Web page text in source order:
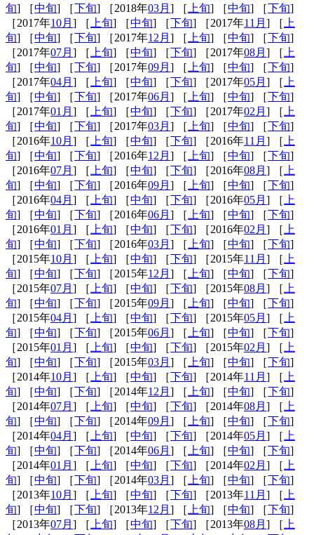
旬] ［中旬] ［下旬] ［2018年03月 ] ［ 上旬] ［中旬] ［下旬]
［2017年10月 ] ［ 上旬] ［中旬] ［下旬] ［2017年11月 ] ［ 上
旬] ［中旬] ［下旬] ［2017年12月 ] ［ 上旬] ［中旬] ［下旬]
［2017年07月 ] ［ 上旬] ［中旬] ［下旬] ［2017年08月 ] ［ 上
旬] ［中旬] ［下旬] ［2017年09月 ] ［ 上旬] ［中旬] ［下旬]
［2017年04月 ] ［ 上旬] ［中旬] ［下旬] ［2017年05月 ] ［ 上
旬] ［中旬] ［下旬] ［2017年06月 ] ［ 上旬] ［中旬] ［下旬]
［2017年01月 ] ［ 上旬] ［中旬] ［下旬] ［2017年02月 ] ［ 上
旬] ［中旬] ［下旬] ［2017年03月 ] ［ 上旬] ［中旬] ［下旬]
［2016年10月 ] ［ 上旬] ［中旬] ［下旬] ［2016年11月 ] ［ 上
旬] ［中旬] ［下旬] ［2016年12月 ] ［ 上旬] ［中旬] ［下旬]
［2016年07月 ] ［ 上旬] ［中旬] ［下旬] ［2016年08月 ] ［ 上
旬] ［中旬] ［下旬] ［2016年09月 ] ［ 上旬] ［中旬] ［下旬]
［2016年04月 ] ［ 上旬] ［中旬] ［下旬] ［2016年05月 ] ［ 上
旬] ［中旬] ［下旬] ［2016年06月 ] ［ 上旬] ［中旬] ［下旬]
［2016年01月 ] ［ 上旬] ［中旬] ［下旬] ［2016年02月 ] ［ 上
旬] ［中旬] ［下旬] ［2016年03月 ] ［ 上旬] ［中旬] ［下旬]
［2015年10月 ] ［ 上旬] ［中旬] ［下旬] ［2015年11月 ] ［ 上
旬] ［中旬] ［下旬] ［2015年12月 ] ［ 上旬] ［中旬] ［下旬]
［2015年07月 ] ［ 上旬] ［中旬] ［下旬] ［2015年08月 ] ［ 上
旬] ［中旬] ［下旬] ［2015年09月 ] ［ 上旬] ［中旬] ［下旬]
［2015年04月 ] ［ 上旬] ［中旬] ［下旬] ［2015年05月 ] ［ 上
旬] ［中旬] ［下旬] ［2015年06月 ] ［ 上旬] ［中旬] ［下旬]
［2015年01月 ] ［ 上旬] ［中旬] ［下旬] ［2015年02月 ] ［ 上
旬] ［中旬] ［下旬] ［2015年03月 ] ［ 上旬] ［中旬] ［下旬]
［2014年10月 ] ［ 上旬] ［中旬] ［下旬] ［2014年11月 ] ［ 上
旬] ［中旬] ［下旬] ［2014年12月 ] ［ 上旬] ［中旬] ［下旬]
［2014年07月 ] ［ 上旬] ［中旬] ［下旬] ［2014年08月 ] ［ 上
旬] ［中旬] ［下旬] ［2014年09月 ] ［ 上旬] ［中旬] ［下旬]
［2014年04月 ] ［ 上旬] ［中旬] ［下旬] ［2014年05月 ] ［ 上
旬] ［中旬] ［下旬] ［2014年06月 ] ［ 上旬] ［中旬] ［下旬]
［2014年01月 ] ［ 上旬] ［中旬] ［下旬] ［2014年02月 ] ［ 上
旬] ［中旬] ［下旬] ［2014年03月 ] ［ 上旬] ［中旬] ［下旬]
［2013年10月 ] ［ 上旬] ［中旬] ［下旬] ［2013年11月 ] ［ 上
旬] ［中旬] ［下旬] ［2013年12月 ] ［ 上旬] ［中旬] ［下旬]
［2013年07月 ] ［ 上旬] ［中旬] ［下旬] ［2013年08月 ] ［ 上